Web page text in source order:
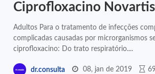
Ciprofloxacino Novartis
Adultos Para o tratamento de infecções
complicadas causadas por microrganismos
ciprofloxacino: Do trato respiratório....
dr.consulta 08, jan de 2019